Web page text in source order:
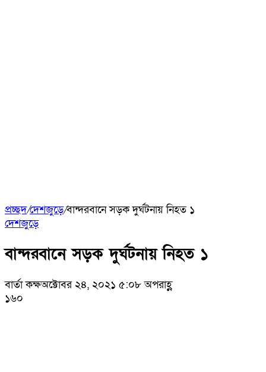
প্রচ্ছদ/দেশজুড়ে/বান্দরবানে সড়ক দুর্ঘটনায় নিহত ১
দেশজুড়ে
বান্দরবানে সড়ক দুর্ঘটনায় নিহত ১
বার্তা কক্ষঅক্টোবর ২৪, ২০২১ ৫:০৮ অপরাহ্ণ
১৬০